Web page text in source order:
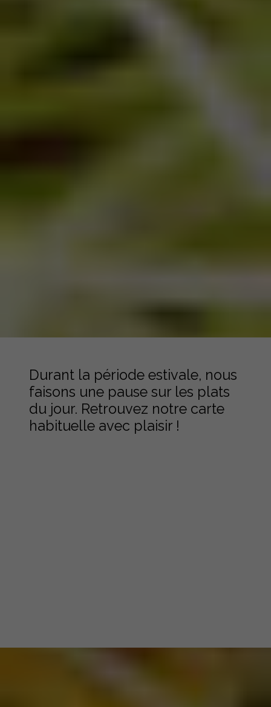
Durant la période estivale, nous
faisons une pause sur les plats
du jour. Retrouvez notre carte
habituelle avec plaisir !